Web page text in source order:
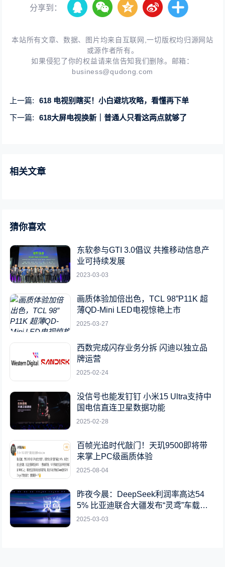
分享到：
本站所有文章、数据、图片均来自互联网,一切版权均归源网站
或源作者所有。
如果侵犯了你的权益请来信告知我们删除。邮箱：
business@qudong.com
上一篇:
618 电视别瞎买！小白避坑攻略，看懂再下单
下一篇:
618大屏电视换新｜普通人只看这两点就够了
相关文章
猜你喜欢
东软参与GTI 3.0倡议 共推移动信息产
业可持续发展
2023-03-03
画质体验加倍出色，TCL 98”P11K 超
薄QD-Mini LED电视惊艳上市
2025-03-27
西数完成闪存业务分拆 闪迪以独立品
牌运营
2025-02-24
没信号也能发钉钉 小米15 Ultra支持中
国电信直连卫星数据功能
2025-02-28
百帧光追时代敲门！天玑9500即将带
来掌上PC级画质体验
2025-08-04
昨夜今晨：DeepSeek利润率高达54
5% 比亚迪联合大疆发布“灵鸢”车载无
人机系统
2025-03-03